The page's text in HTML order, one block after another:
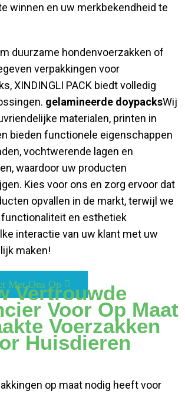
winnen en uw merkbekendheid te
duurzame hondenvoerzakken of
verpakkingen voor
XINDINGLI PACK biedt volledig
gelamineerde doypacksWij
materialen, printen in
bieden functionele eigenschappen
vochtwerende lagen en
waardoor uw producten
Kies voor ons en zorg ervoor dat
opvallen in de markt, terwijl we
en esthetiek
interactie van uw klant met uw
maken!
Met Ons Op
Vertrouwde
Voor Op Maat
Voerzakken
Huisdieren
op maat nodig heeft voor